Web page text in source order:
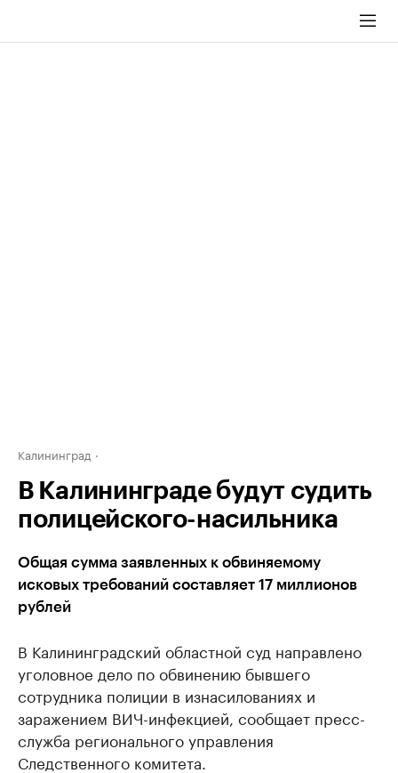
Калининград
В Калининграде будут судить
полицейского-насильника
Общая сумма заявленных к обвиняемому
исковых требований составляет 17 миллионов
рублей
В Калининградский областной суд направлено
уголовное дело по обвинению бывшего
сотрудника полиции в изнасилованиях и
заражением ВИЧ-инфекцией, сообщает пресс-
служба регионального управления
Следственного комитета.